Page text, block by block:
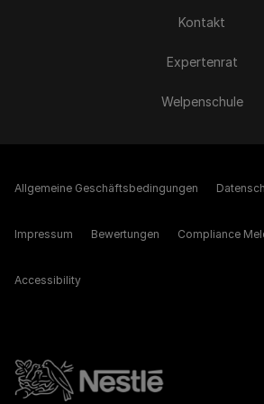
Kontakt
Expertenrat
Welpenschule
Allgemeine Geschäftsbedingungen
Impressum Bewertungen Compliance
Accessibility